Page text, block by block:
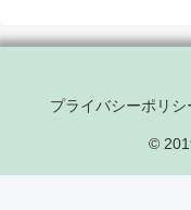
プライバシーポリシ
©